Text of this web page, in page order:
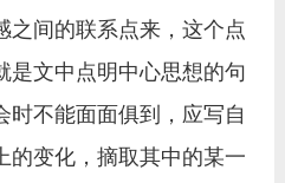
之间的联系点来，这个点
是文中点明中心思想的句
时不能面面俱到，应写自
的变化，摘取其中的某一